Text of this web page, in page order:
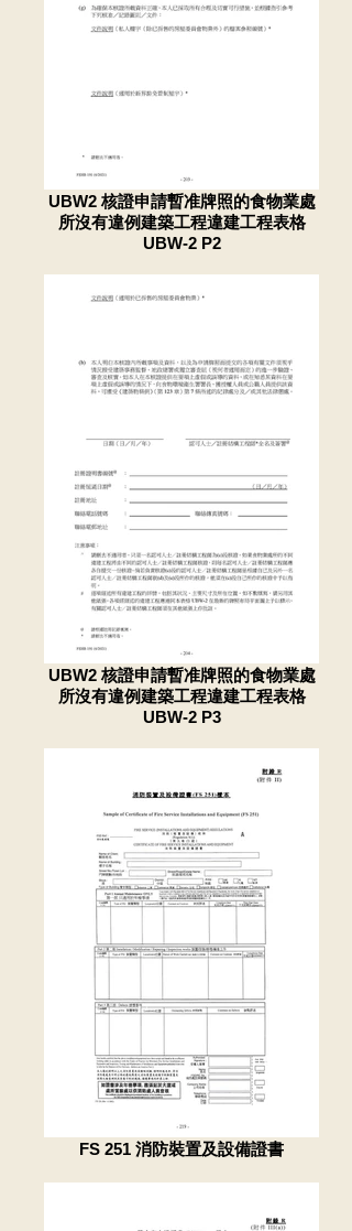
UBW2 核證申請暫准牌照的食物業處
所沒有違例建築工程違建工程表格
UBW-2 P2
UBW2 核證申請暫准牌照的食物業處
所沒有違例建築工程違建工程表格
UBW-2 P3
FS 251 消防裝置及設備證書